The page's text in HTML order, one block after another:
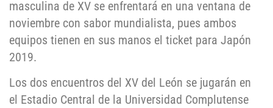
masculina de XV se enfrentará en una ventana de
noviembre con sabor mundialista, pues ambos
equipos tienen en sus manos el ticket para Japón
2019.
Los dos encuentros del XV del León se jugarán en
el Estadio Central de la Universidad Complutense